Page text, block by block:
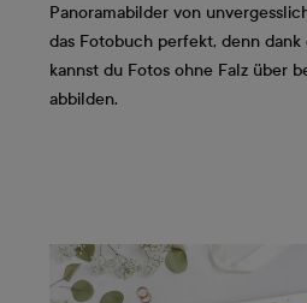
Panoramabilder von
das Fotobuch perfekt, denn
kannst du Fotos ohne Falz über
abbilden.